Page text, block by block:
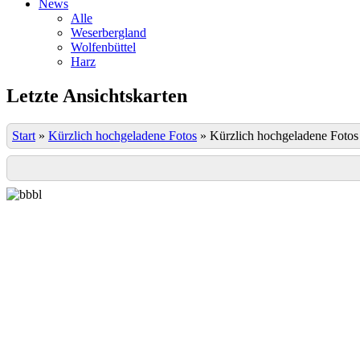
News
Alle
Weserbergland
Wolfenbüttel
Harz
Letzte Ansichtskarten
Start » Kürzlich hochgeladene Fotos » Kürzlich hochgeladene Fotos